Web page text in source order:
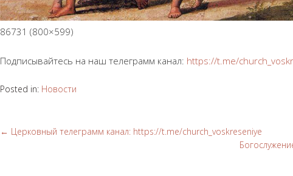
86731 (800×599)
Подписывайтесь на наш телеграмм канал: https://t.me/
Posted in: Новости
← Церковный телеграмм канал: https://t.me/church_voskreseniye